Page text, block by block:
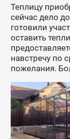
Теплицу
сейчас дело
готовили
оставить
навстречу по
пожелания.